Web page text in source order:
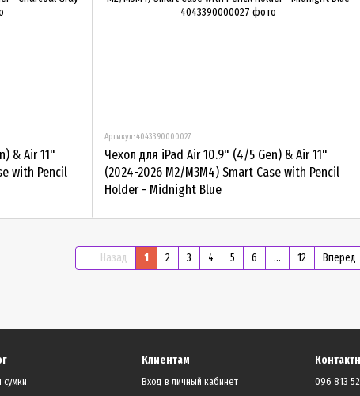
& Air 11"
with Pencil
Артикул: 4043390000027
Чехол для iPad Air 10.9" (4/5 Gen) & Air 11"
(2024-2026 М2/М3М4) Smart Case with Pencil
Holder - Midnight Blue
Назад 1 2 3 4 5 6 ... 12 Вперед
Клиентам
Вход в личный кабинет
096 813